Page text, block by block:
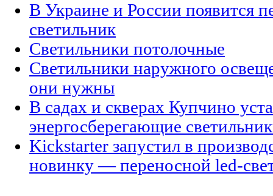
В Украине и России появится
светильник
Светильники потолочные
Светильники наружного
они нужны
В садах и скверах Купчино
энергосберегающие
Kickstarter запустил в
новинку — переносной led-